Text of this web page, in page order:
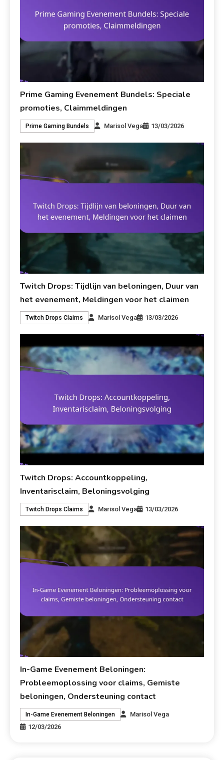
Prime Gaming Evenement Bundels: Speciale
promoties, Claimmeldingen
Prime Gaming Bundels Marisol Vega 13/03/2026
Twitch Drops: Tijdlijn van beloningen, Duur van
het evenement, Meldingen voor het claimen
Twitch Drops Claims Marisol Vega 13/03/2026
Twitch Drops: Accountkoppeling,
Inventarisclaim, Beloningsvolging
Twitch Drops Claims Marisol Vega 13/03/2026
In-Game Evenement Beloningen:
Probleemoplossing voor claims, Gemiste
beloningen, Ondersteuning contact
In-Game Evenement Beloningen
Marisol Vega
12/03/2026